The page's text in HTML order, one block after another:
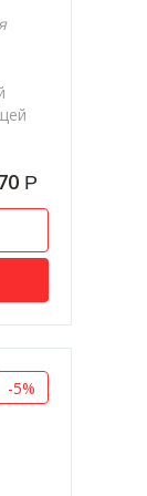
Р
-5%